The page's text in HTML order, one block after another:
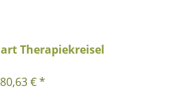
Therapiekreisel
80,63 € *